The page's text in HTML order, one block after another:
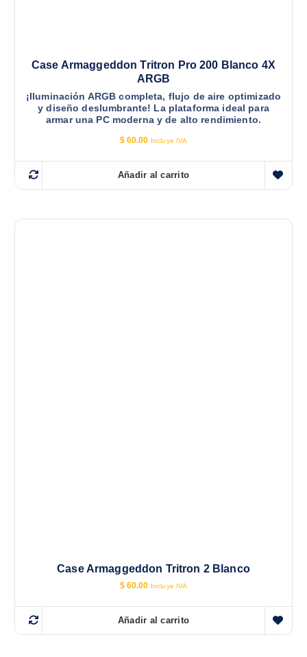
Case Armaggeddon Tritron Pro 200 Blanco 4X
ARGB
¡Iluminación ARGB completa, flujo de aire optimizado
y diseño deslumbrante! La plataforma ideal para
armar una PC moderna y de alto rendimiento.
$60.00 Incluye IVA
Añadir al carrito
Case Armaggeddon Tritron 2 Blanco
$60.00 Incluye IVA
Añadir al carrito